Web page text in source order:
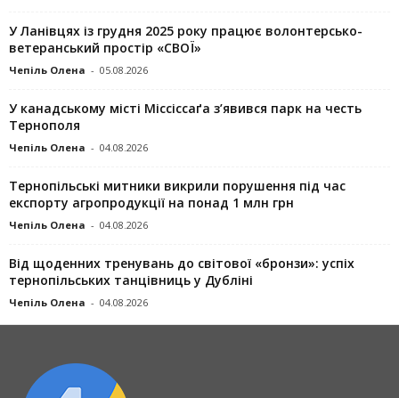
У Ланівцях із грудня 2025 року працює волонтерсько-
ветеранський простір «СВОЇ»
Чепіль Олена - 05.08.2026
У канадському місті Міссіссаґа з’явився парк на честь
Тернополя
Чепіль Олена - 04.08.2026
Тернопільські митники викрили порушення під час
експорту агропродукції на понад 1 млн грн
Чепіль Олена - 04.08.2026
Від щоденних тренувань до світової «бронзи»: успіх
тернопільських танцівниць у Дубліні
Чепіль Олена - 04.08.2026